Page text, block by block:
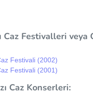
Caz Festivalleri veya
Festivali (2002)
Festivali (2001)
Caz Konserleri: